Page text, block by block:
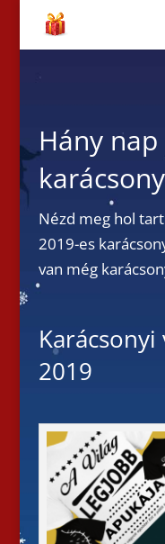
Hány
Nézd meg hol
2019-es
van még
Karácsonyi
2019